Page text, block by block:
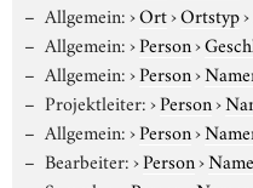
Allgemein:›Ort›Ortstyp›
Allgemein:›Person›
Allgemein:›Person›
Projektleiter:›Person›
Allgemein:›Person›
Bearbeiter:›Person›